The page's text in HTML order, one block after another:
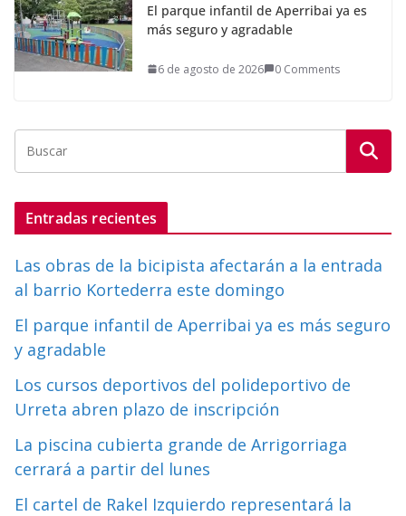
El parque infantil de Aperribai ya es
más seguro y agradable
6 de agosto de 2026 0 Comments
Entradas recientes
Las obras de la bicipista afectarán a la entrada
al barrio Kortederra este domingo
El parque infantil de Aperribai ya es más seguro
y agradable
Los cursos deportivos del polideportivo de
Urreta abren plazo de inscripción
La piscina cubierta grande de Arrigorriaga
cerrará a partir del lunes
El cartel de Rakel Izquierdo representará la